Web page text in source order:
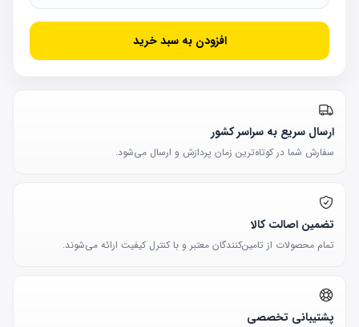
افزودن به سبد خرید
ارسال سریع به سراسر کشور
سفارش شما در کوتاه‌ترین زمان پردازش و ارسال می‌شود.
تضمین اصالت کالا
تمام محصولات از تامین‌کنندگان معتبر و با کنترل کیفیت ارائه می‌شوند.
پشتیبانی تخصصی